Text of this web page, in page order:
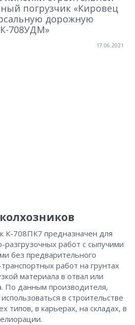
погрузчик «Кировец
дорожную
708УДМ»
17.06.2021
К-708ПК7 предназначен для
разгрузочных работ с сыпучими
без предварительного
работ на грунтах
материала в отвал или
По данным производителя,
в строительстве
типов, в карьерах, на складах, в